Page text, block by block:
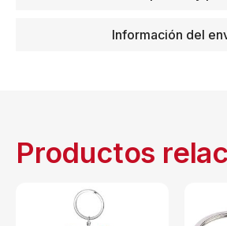
Información del
Productos